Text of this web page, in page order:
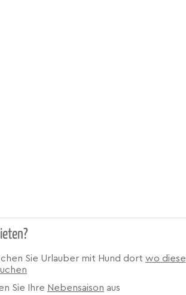
Sie Urlauber mit Hund dort wo diese
Sie Ihre Nebensaison aus